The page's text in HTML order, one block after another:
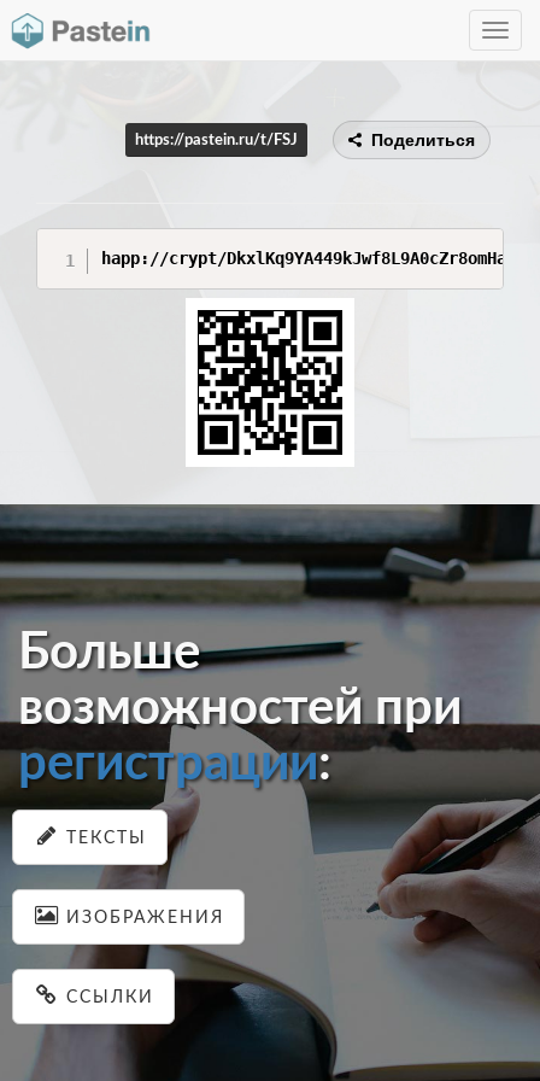
Toggle
https://pastein.ru/t/FSJ Поделиться
happ://crypt/
Больше
возможностей при
регистрации:
ТЕКСТЫ
ИЗОБРАЖЕНИЯ
ССЫЛКИ